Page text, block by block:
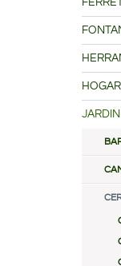
JARDIN